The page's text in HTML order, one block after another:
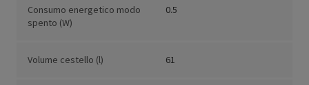
Consumo energetico modo
spento (W)
0.5
Volume cestello (l) 61